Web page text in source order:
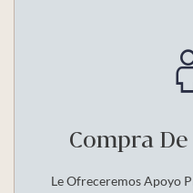
Compra
Le Ofreceremos Apoyo